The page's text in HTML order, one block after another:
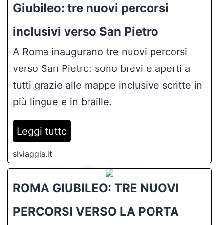
Giubileo: tre nuovi percorsi
inclusivi verso San Pietro
A Roma inaugurano tre nuovi percorsi
verso San Pietro: sono brevi e aperti a
tutti grazie alle mappe inclusive scritte in
più lingue e in braille.
Leggi tutto
siviaggia.it
ROMA GIUBILEO: TRE NUOVI
PERCORSI VERSO LA PORTA